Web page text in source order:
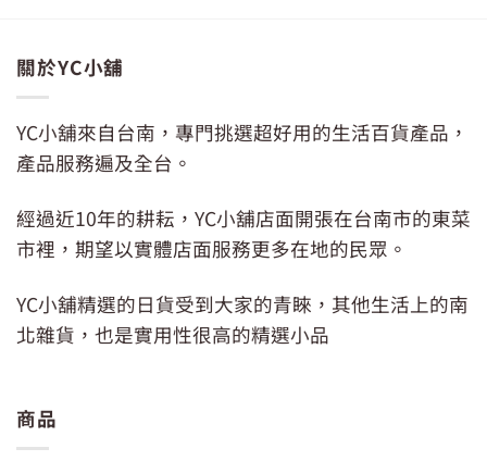
關於YC小舖
YC小舖來自台南，專門挑選超好用的生活百貨產品，
產品服務遍及全台。
經過近10年的耕耘，YC小舖店面開張在台南市的東菜
市裡，期望以實體店面服務更多在地的民眾。
YC小舖精選的日貨受到大家的青睞，其他生活上的南
北雜貨，也是實用性很高的精選小品
商品